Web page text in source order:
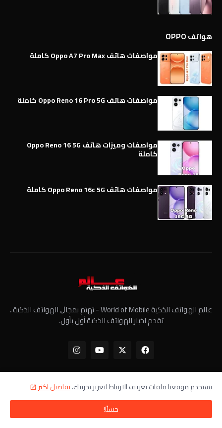
هواتف OPPO
مواصفات هاتف Oppo A7 Pro Max كاملة
مواصفات هاتف Oppo Reno 16 Pro 5G كاملة
مواصفات وميزات هاتف Oppo Reno 16 5G
كاملة
مواصفات هاتف Oppo Reno 16c 5G كاملة
عالم الهواتف الذكية World of Mobile - ﺗﻬﺘﻢ ﺑﻤﺠﺎﻝ الهواتف الذكية ،
تقدم اخبار الهواتف الذكية أول بأول،
جميع الحقوق محفوظة - عالم الهواتف الذكية ©
يستخدم موقعنا ملفات تعريف الارتباط لتعزيز تجربتك.تفاصيل اكثر
حسنًا!